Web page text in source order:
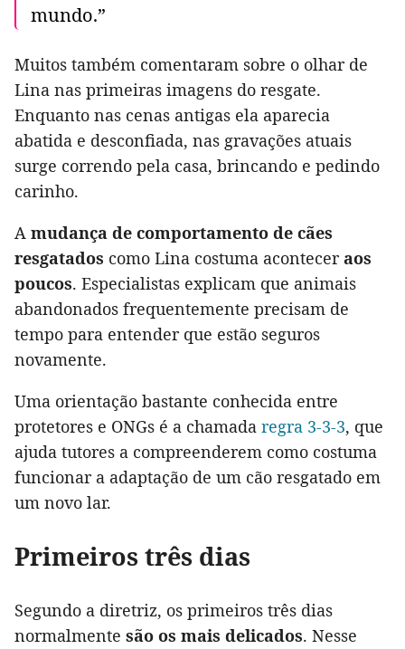
mundo.”
Muitos também comentaram sobre o olhar de
Lina nas primeiras imagens do resgate.
Enquanto nas cenas antigas ela aparecia
abatida e desconfiada, nas gravações atuais
surge correndo pela casa, brincando e pedindo
carinho.
A mudança de comportamento de cães
resgatados como Lina costuma aconteceraos
poucos. Especialistas explicam que animais
abandonados frequentemente precisam de
tempo para entender que estão seguros
novamente.
Uma orientação bastante conhecida entre
protetores e ONGs é a chamada regra 3-3-3, que
ajuda tutores a compreenderem como costuma
funcionar a adaptação de um cão resgatado em
um novo lar.
Primeiros três dias
Segundo a diretriz, os primeiros três dias
normalmente são os mais delicados. Nesse